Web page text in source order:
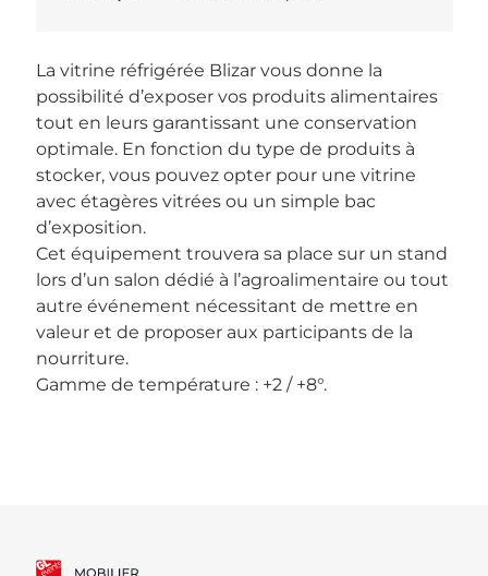
La vitrine réfrigérée Blizar vous donne la
possibilité d’exposer vos produits alimentaires
tout en leurs garantissant une conservation
optimale. En fonction du type de produits à
stocker, vous pouvez opter pour une vitrine
avec étagères vitrées ou un simple bac
d’exposition.
Cet équipement trouvera sa place sur un stand
lors d’un salon dédié à l’agroalimentaire ou tout
autre événement nécessitant de mettre en
valeur et de proposer aux participants de la
nourriture.
Gamme de température : +2 / +8°.